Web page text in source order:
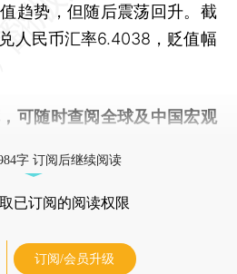
趋势，但随后震荡回升。截
人民币汇率6.4038，贬值幅
，可随时查阅全球及中国宏观
字 订阅后继续阅读
已订阅的阅读权限
订阅/会员升级